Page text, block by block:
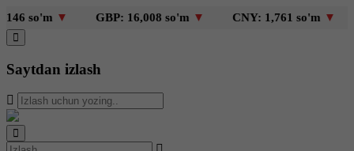
so'm▼ GBP: 16,008 so'm▼ CNY: 1,761 so'm▼
Saytdan izlash